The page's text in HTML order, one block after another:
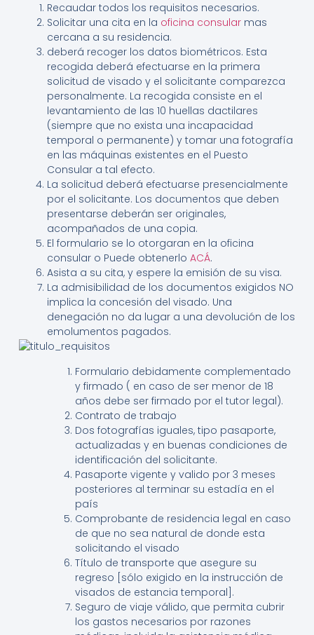
Recaudar todos los requisitos necesarios.
Solicitar una cita en la oficina consularmas
cercana a su residencia.
deberá recoger los datos biométricos. Esta
recogida deberá efectuarse en la primera
solicitud de visado y el solicitante comparezca
personalmente. La recogida consiste en el
levantamiento de las 10 huellas dactilares
(siempre que no exista una incapacidad
temporal o permanente) y tomar una fotografía
en las máquinas existentes en el Puesto
Consular a tal efecto.
La solicitud deberá efectuarse presencialmente
por el solicitante. Los documentos que deben
presentarse deberán ser originales,
acompañados de una copia.
El formulario se lo otorgaran en la oficina
consular o Puede obtenerlo ACÁ.
Asista a su cita, y espere la emisión de su visa.
La admisibilidad de los documentos exigidos NO
implica la concesión del visado. Una
denegación no da lugar a una devolución de los
emolumentos pagados.
Formulario debidamente complementado
y firmado ( en caso de ser menor de 18
años debe ser firmado por el tutor legal).
Contrato de trabajo
Dos fotografías iguales, tipo pasaporte,
actualizadas y en buenas condiciones de
identificación del solicitante.
Pasaporte vigente y valido por 3 meses
posteriores al terminar su estadía en el
país
Comprobante de residencia legal en caso
de que no sea natural de donde esta
solicitando el visado
Título de transporte que asegure su
regreso [sólo exigido en la instrucción de
visados ​​de estancia temporal].
Seguro de viaje válido, que permita cubrir
los gastos necesarios por razones